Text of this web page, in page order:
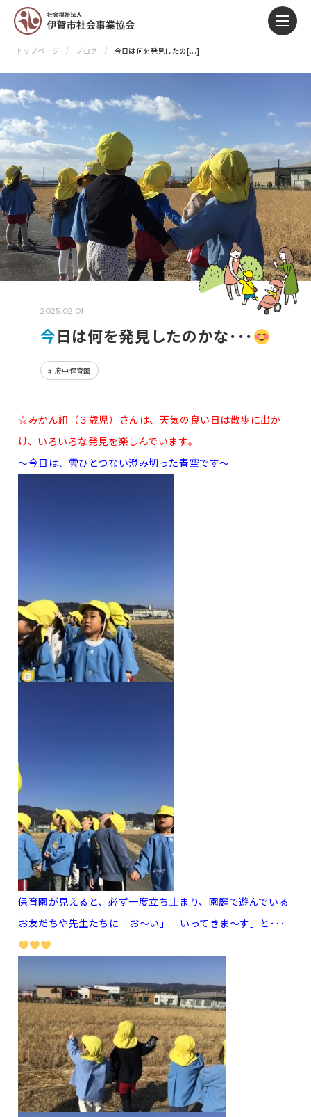
トップページ ブログ 今日は何を発見したの[...]
2025.02.01
今日は何を発見したのかな･･･
府中保育園
☆みかん組（３歳児）さんは、天気の良い日は散歩に出か
け、いろいろな発見を楽しんでいます。
～今日は、雲ひとつない澄み切った青空です～
保育園が見えると、必ず一度立ち止まり、園庭で遊んでいる
お友だちや先生たちに「お～い」「いってきま～す」と･･･